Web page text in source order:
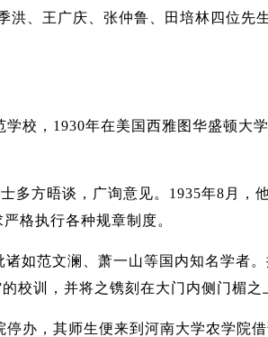
洪、王广庆、张仲鲁、田培林四位
校，1930年在美国西雅图华盛顿
多方晤谈，广询意见。1935年8月
格执行各种规章制度。
如范文澜、萧一山等国内知名学者
校训，并将之镌刻在大门内侧门楣
办，其师生便来到河南大学农学院